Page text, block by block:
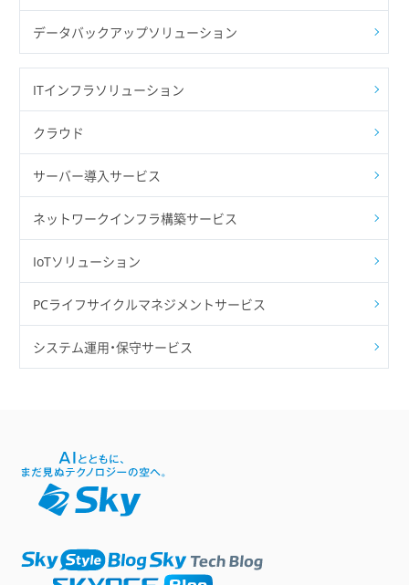
データバックアップソリューション
ITインフラソリューション
クラウド
サーバー導入サービス
ネットワークインフラ構築サービス
IoTソリューション
PCライフサイクルマネジメントサービス
システム運用・保守サービス